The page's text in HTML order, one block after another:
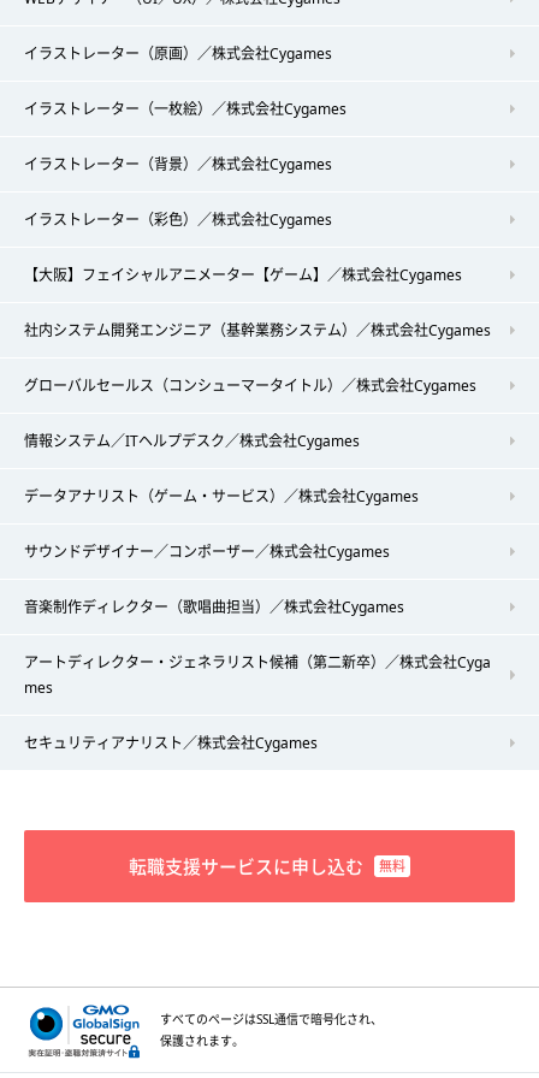
イラストレーター（原画）／株式会社Cygames
イラストレーター（一枚絵）／株式会社Cygames
イラストレーター（背景）／株式会社Cygames
イラストレーター（彩色）／株式会社Cygames
【大阪】フェイシャルアニメーター【ゲーム】／株式会社Cygames
社内システム開発エンジニア（基幹業務システム）／株式会社Cygames
グローバルセールス（コンシューマータイトル）／株式会社Cygames
情報システム／ITヘルプデスク／株式会社Cygames
データアナリスト（ゲーム・サービス）／株式会社Cygames
サウンドデザイナー／コンポーザー／株式会社Cygames
音楽制作ディレクター（歌唱曲担当）／株式会社Cygames
アートディレクター・ジェネラリスト候補（第二新卒）／株式会社Cyga
mes
セキュリティアナリスト／株式会社Cygames
転職支援サービスに申し込む
すべてのページはSSL通信で暗号化され、
保護されます。